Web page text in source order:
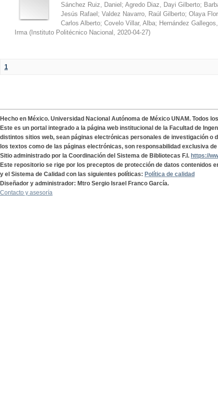
Sánchez Ruiz, Daniel ; Agredo Diaz, Dayi Gilberto;
Jesús Rafael ; Valdez Navarro, Raúl Gilberto; Olaya
Carlos Alberto; Covelo Villar, Alba; Hernández
Irma ( Instituto Politécnico Nacional , 2020-04-27)
1
Hecho en México. Universidad Nacional Autónoma de México UNAM. Todos
Este es un portal integrado a la página web institucional de la Facultad de
distintos sitios web, sean páginas electrónicas personales de investigación o
los textos como de las páginas electrónicas, son responsabilidad exclusiva
Sitio administrado por la Coordinación del Sistema de Bibliotecas F.I. https://
Este repositorio se rige por los preceptos de protección de datos contenidos
y el Sistema de Calidad con las siguientes políticas: Política de calidad
Diseñador y administrador: Mtro Sergio Israel Franco García.
Contacto y asesoría